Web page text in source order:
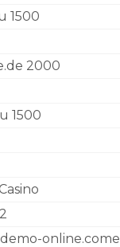
1500
2000
1500